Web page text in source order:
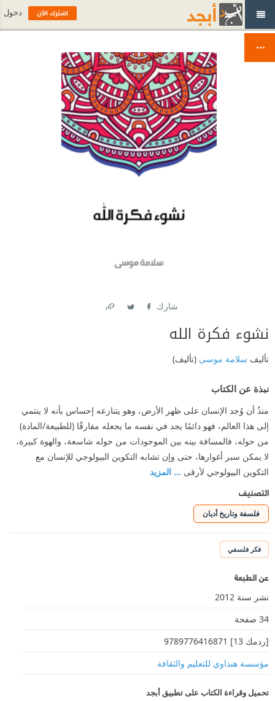
شارك
نشوء فكرة الله
تأليف سلامة موسى (تأليف)
نبذة عن الكتاب
منذُ أن وُجد الإنسان على ظهر الأرض، وهو يتنازعه إحساس بأنه لا ينتمي
إلى هذا العالم، فهو دائمًا يجد في نفسه ما يجعله مفارقًا (للطبيعة/المادة)
من حوله، فالمسافة بينه بين الموجودات من حوله شاسعة، والهوة كبيرة،
لا يمكن سبر أغوارها، حتى وإن تشابه التكوين البيولوجي للإنسان مع
التكوين البيولوجي لأرقى ... المزيد
التصنيف
فلسفة وتاريخ أديان
فكر فلسفي
عن الطبعة
نشر سنة 2012
34 صفحة
[ردمك 13] 9789776416871
مؤسسة هنداوي للتعليم والثقافة
تحميل وقراءة الكتاب على تطبيق أبجد
اشترك الآن دخول